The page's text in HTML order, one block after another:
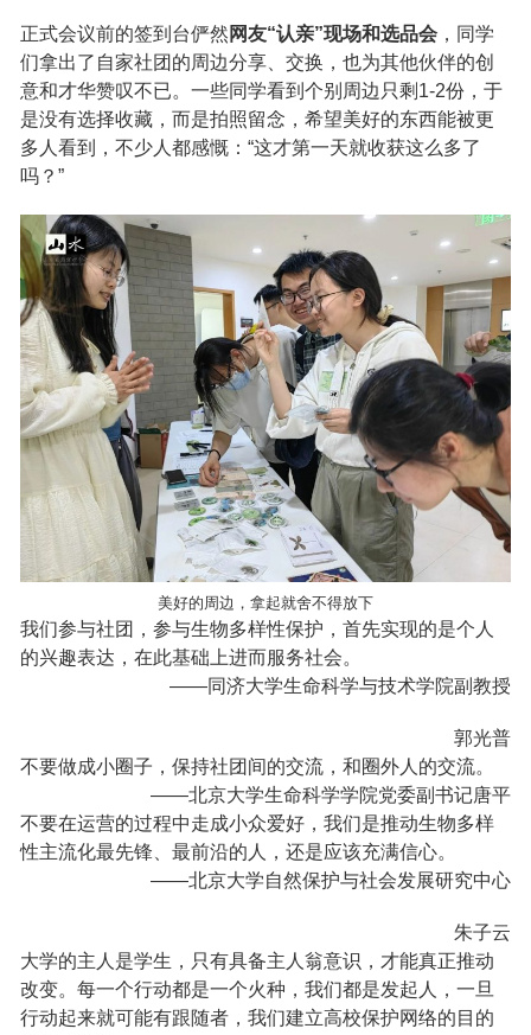
正式会议前的签到台俨然 网友“认亲”现场和选品会 ，同学
们拿出了自家社团的周边分享、交换，也为其他伙伴的创
意和才华赞叹不已。一些同学看到个别周边只剩1-2份，于
是没有选择收藏，而是拍照留念，希望美好的东西能被更
多人看到，不少人都感慨：“这才第一天就收获这么多了
吗？”
美好的周边，拿起就舍不得放下
我们参与社团，参与生物多样性保护，首先实现的是个人
的兴趣表达，在此基础上进而服务社会。
——同济大学生命科学与技术学院副教授
郭光普
不要做成小圈子，保持社团间的交流，和圈外人的交流。
——北京大学生命科学学院党委副书记唐平
不要在运营的过程中走成小众爱好，我们是推动生物多样
性主流化最先锋、最前沿的人，还是应该充满信心。
——北京大学自然保护与社会发展研究中心
朱子云
大学的主人是学生，只有具备主人翁意识，才能真正推动
改变。每一个行动都是一个火种，我们都是发起人，一旦
行动起来就可能有跟随者，我们建立高校保护网络的目的